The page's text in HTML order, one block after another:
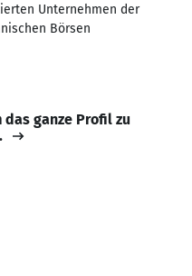
Unternehmen der
Börsen
das ganze Profil zu